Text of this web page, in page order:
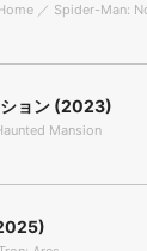
／ Spider-Man:
ョン (2023)
Mansion